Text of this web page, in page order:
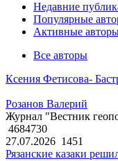
Недавние
Популярные
Активные
Все авторы
Ксения Фетисова-
Розанов Валерий
Журнал "Вестник
4684730
27.07.2026 1451
Рязанские казаки